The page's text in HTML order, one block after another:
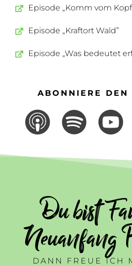
Episode „Komm vom
Episode „Kraftort Wald”
Episode „Was bedeutet
ABONNIERE DEN
Du bist
Neuanfang
DANN FREUE ICH